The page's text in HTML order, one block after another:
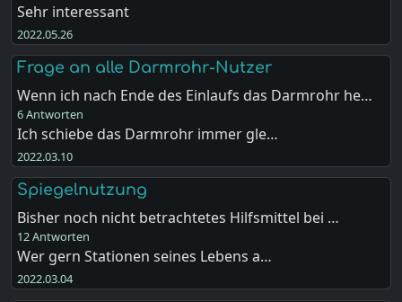
Sehr interessant
2022.05.26
Frage an alle Darmrohr-Nutzer
Wenn ich nach Ende des Einlaufs das Darmrohr he…
6 Antworten
Ich schiebe das Darmrohr immer gle…
2022.03.10
Spiegelnutzung
Bisher noch nicht betrachtetes Hilfsmittel bei …
12 Antworten
Wer gern Stationen seines Lebens a…
2022.03.04